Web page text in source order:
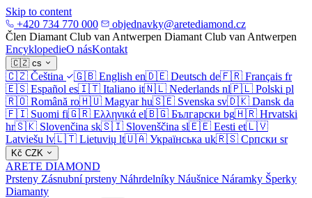
Skip to content
+420 734 770 000
objednavky@aretediamond.cz
Člen Diamant Club van Antwerpen Diamant Club van Antwerpen
EncyklopedieO násKontakt
🇨🇿 cs
🇨🇿 Čeština 🇬🇧 English en🇩🇪 Deutsch de🇫🇷 Français fr
🇪🇸 Español es🇮🇹 Italiano it🇳🇱 Nederlands nl🇵🇱 Polski pl
🇷🇴 Română ro🇭🇺 Magyar hu🇸🇪 Svenska sv🇩🇰 Dansk da
🇫🇮 Suomi fi🇬🇷 Ελληνικά el🇧🇬 Български bg🇭🇷 Hrvatski
hr🇸🇰 Slovenčina sk🇸🇮 Slovenščina sl🇪🇪 Eesti et🇱🇻
Latviešu lv🇱🇹 Lietuvių lt🇺🇦 Українська uk🇷🇸 Српски sr
Kč CZK
ARETE DIAMOND
Prsteny Zásnubní prsteny Náhrdelníky Náušnice Náramky Šperky
Diamanty